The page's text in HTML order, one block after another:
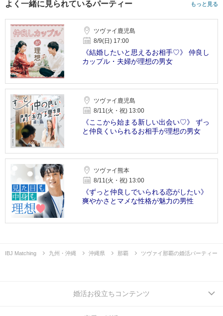
よく一緒に見られているパーティー もっと見る
ツヴァイ鹿児島
8/9(日) 17:00
《結婚したいと思えるお相手♡》 仲良し
カップル・夫婦が理想の男女
ツヴァイ鹿児島
8/11(火・祝) 13:00
《ここから始まる新しい出会い♡》 ずっ
と仲良くいられるお相手が理想の男女
ツヴァイ熊本
8/11(火・祝) 13:00
《ずっと仲良しでいられる恋がしたい》
爽やかさとマメな性格が魅力の男性
IBJ Matching 九州・沖縄 沖縄県 那覇 ツヴァイ那覇の婚活パーティー
婚活お役立ちコンテンツ